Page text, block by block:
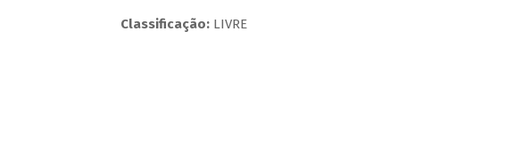
Classificação:LIVRE